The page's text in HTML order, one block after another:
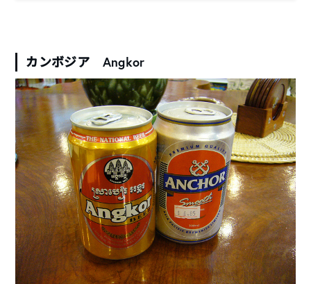
カンボジア Angkor